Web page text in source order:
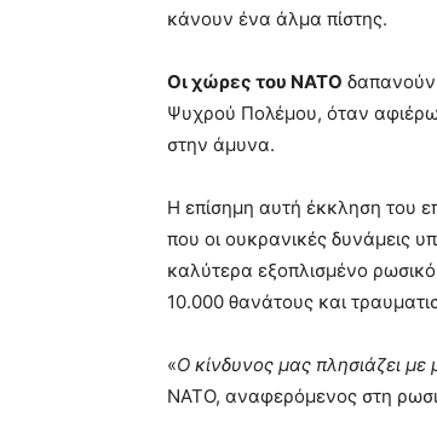
κάνουν ένα άλμα πίστης.
Οι χώρες του ΝΑΤΟ δαπανούν
Ψυχρού Πολέμου, όταν
στην άμυνα.
Η επίσημη αυτή έκκληση του
που οι ουκρανικές δυνάμεις
καλύτερα εξοπλισμένο
10.000 θανάτους και
«Ο κίνδυνος μας πλησιάζει
ΝΑΤΟ, αναφερόμενος στη